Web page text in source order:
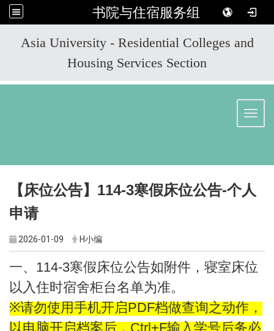
书院与住宿服务组
Asia University - Residential Colleges and
Housing Services Section
【床位公告】114-3寒假床位公告-个人
申请
2026-01-09 H小编
一、114-3寒假床位公告如附件，寝室床位
以入住时宿舍柜台名单为准。
※请勿使用手机开启PDF档做查询之动作，
以电脑开启档案后，Ctrl+F输入学号后务必